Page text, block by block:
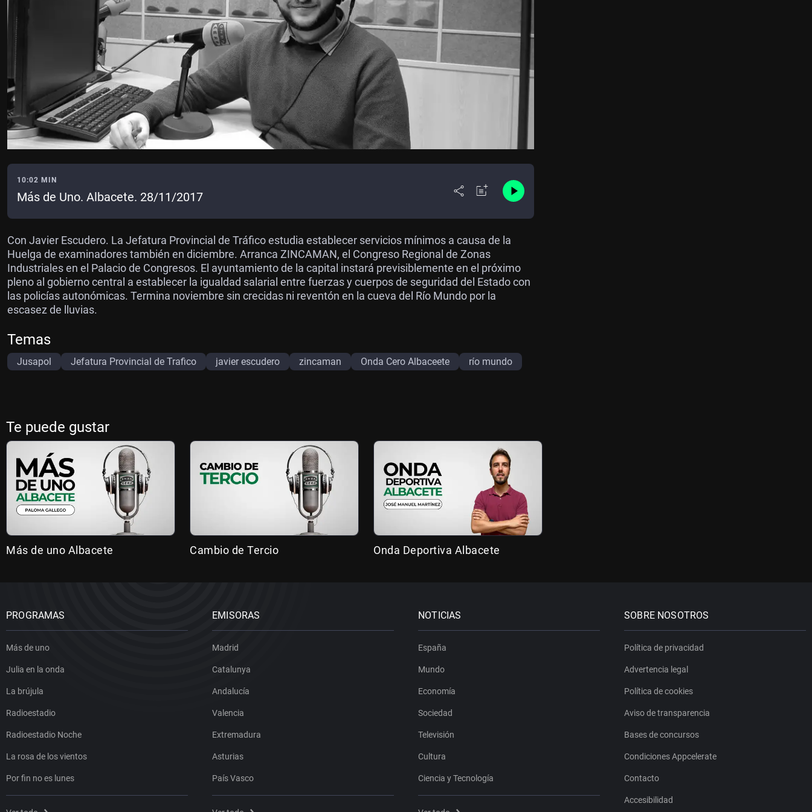
10:02 MIN
Más de Uno. Albacete. 28/11/2017
Con Javier Escudero. La Jefatura Provincial de Tráfico estudia establecer servicios mínimos a causa de la
Huelga de examinadores también en diciembre. Arranca ZINCAMAN, el Congreso Regional de Zonas
Industriales en el Palacio de Congresos. El ayuntamiento de la capital instará previsiblemente en el próximo
pleno al gobierno central a establecer la igualdad salarial entre fuerzas y cuerpos de seguridad del Estado con
las policías autonómicas. Termina noviembre sin crecidas ni reventón en la cueva del Río Mundo por la
escasez de lluvias.
Temas
Jusapol Jefatura Provincial de Trafico javier escudero zincaman Onda Cero Albaceete río mundo
Te puede gustar
Más de uno Albacete Cambio de Tercio Onda Deportiva Albacete
PROGRAMAS
Más de uno
Julia en la onda
La brújula
Radioestadio
Radioestadio Noche
La rosa de los vientos
Por fin no es lunes
EMISORAS
Madrid
Catalunya
Andalucía
Valencia
Extremadura
Asturias
País Vasco
NOTICIAS
España
Mundo
Economía
Sociedad
Televisión
Cultura
Ciencia y Tecnología
SOBRE NOSOTROS
Política de privacidad
Advertencia legal
Política de cookies
Aviso de transparencia
Bases de concursos
Condiciones Appcelerate
Contacto
Accesibilidad